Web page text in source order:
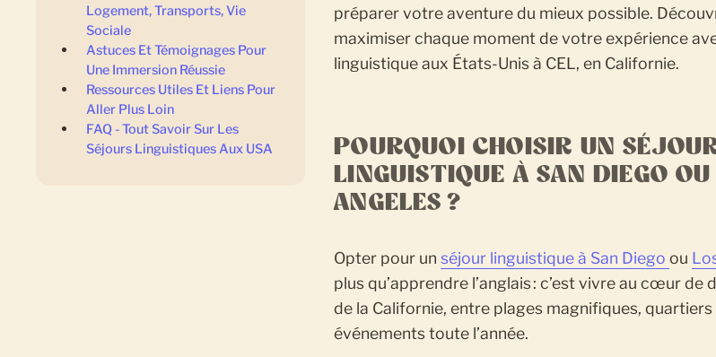
Logement, Transports, Vie
Sociale
Astuces Et Témoignages Pour
Une Immersion Réussie
Ressources Utiles Et Liens Pour
Aller Plus Loin
FAQ - Tout Savoir Sur Les
Séjours Linguistiques Aux USA
préparer votre aventure du mieux possible.
maximiser chaque moment de votre expérience
linguistique aux États-Unis à CEL, en Californie.
POURQUOI CHOISIR UN
LINGUISTIQUE À SAN DIEGO OU
ANGELES ?
Opter pour unséjour linguistique à San Diegoou
plus qu’apprendre l’anglais : c’est vivre au cœur de
de la Californie, entre plages magnifiques,
événements toute l’année.